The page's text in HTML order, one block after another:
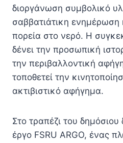
διοργάνωση συμβολικό
σαββατιάτικη ενημέρωση
πορεία στο νερό. Η
δένει την προσωπική
την περιβαλλοντική
τοποθετεί την
ακτιβιστικό αφήγημα.
Στο τραπέζι του δημόσιου
έργο FSRU ARGO, ένας